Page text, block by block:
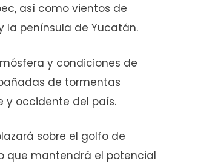
así como vientos de
la península de Yucatán.
y condiciones de
de tormentas
y occidente del país.
sobre el golfo de
que mantendrá el potencial